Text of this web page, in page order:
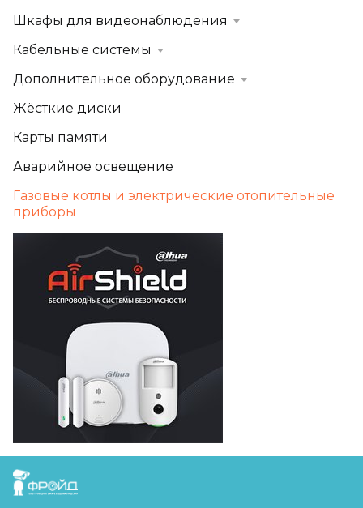
Шкафы для видеонаблюдения
Кабельные системы
Дополнительное оборудование
Жёсткие диски
Карты памяти
Аварийное освещение
Газовые котлы и электрические отопительные
приборы
FreudGroup